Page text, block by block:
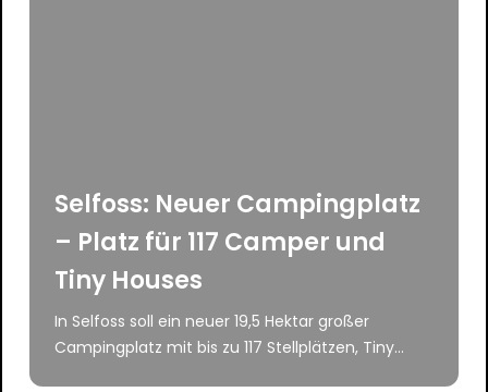
Selfoss: Neuer Campingplatz
– Platz für 117 Camper und
Tiny Houses
In Selfoss soll ein neuer 19,5 Hektar großer
Campingplatz mit bis zu 117 Stellplätzen, Tiny...